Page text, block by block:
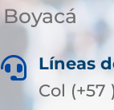
Boyacá

Líneas
Col (+57